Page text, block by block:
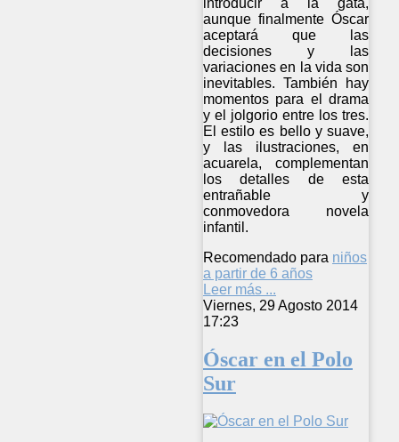
aunque finalmente Óscar
aceptará que las
decisiones y las
variaciones en la vida son
inevitables. También hay
momentos para el drama
y el jolgorio entre los tres.
El estilo es bello y suave,
y las ilustraciones, en
acuarela, complementan
los detalles de esta
entrañable y
conmovedora novela
infantil.
Recomendado para niños
a partir de 6 años
Leer más ...
Viernes, 29 Agosto 2014
17:23
Óscar en el Polo
Sur